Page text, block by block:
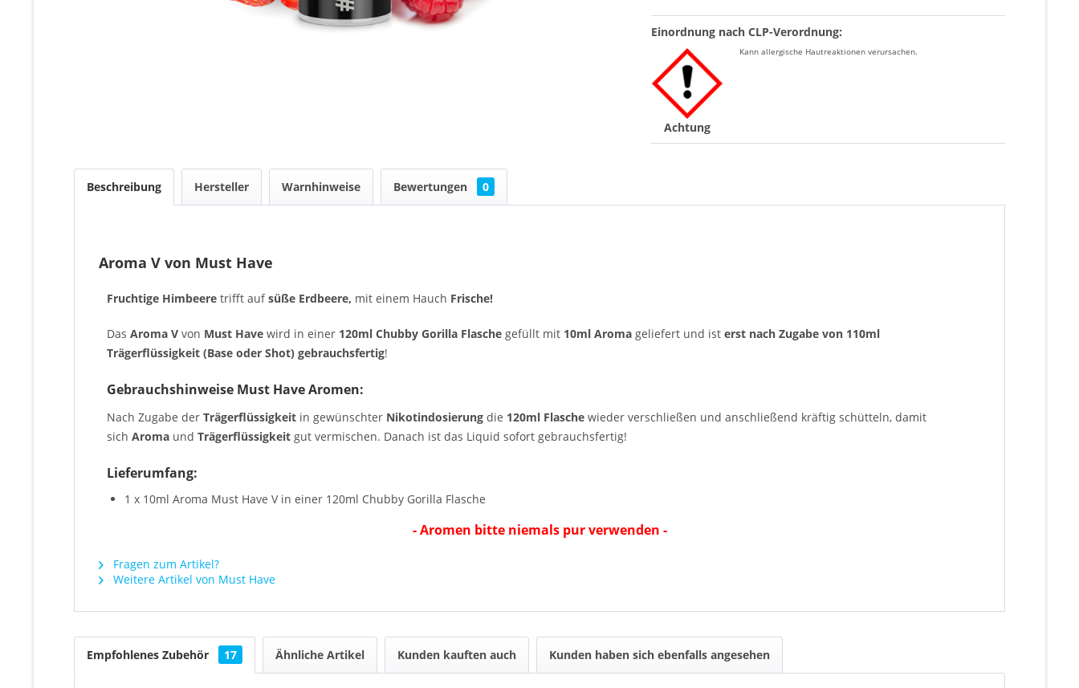
Einordnung nach CLP-Verordnung:
Achtung
Kann allergische Hautreaktionen verursachen.
Beschreibung Hersteller Warnhinweise Bewertungen 0
Aroma V von Must Have
Fruchtige Himbeere trifft aufsüße Erdbeere, mit einem Hauch Frische!
Das Aroma V von Must Have wird in einer 120ml Chubby Gorilla Flasche gefüllt mit 10ml Aroma geliefert und ist erst nach Zugabe von 110ml
Trägerflüssigkeit (Base oder Shot) gebrauchsfertig!
Gebrauchshinweise Must Have Aromen:
Nach Zugabe der Trägerflüssigkeit in gewünschter Nikotindosierung die 120ml Flasche wieder verschließen und anschließend kräftig schütteln, damit
sich Aroma und Trägerflüssigkeit gut vermischen. Danach ist das Liquid sofort gebrauchsfertig!
Lieferumfang:
1 x 10ml Aroma Must Have V in einer 120ml Chubby Gorilla Flasche
- Aromen bitte niemals pur verwenden -
Fragen zum Artikel?
Weitere Artikel von Must Have
Empfohlenes Zubehör 17 Ähnliche Artikel Kunden kauften auch Kunden haben sich ebenfalls angesehen